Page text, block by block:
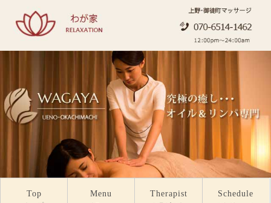
Top Menu Therapist Schedule